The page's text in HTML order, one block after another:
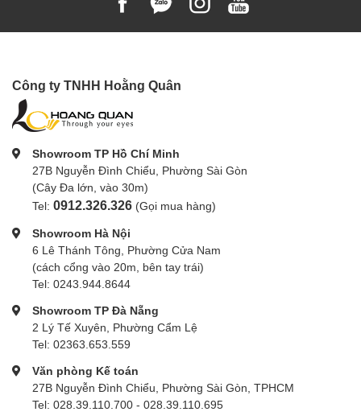
Công ty TNHH Hoằng Quân
Showroom TP Hồ Chí Minh
27B Nguyễn Đình Chiểu, Phường Sài Gòn
(Cây Đa lớn, vào 30m)
Tel: 0912.326.326 (Gọi mua hàng)
Showroom Hà Nội
6 Lê Thánh Tông, Phường Cửa Nam
(cách cổng vào 20m, bên tay trái)
Tel: 0243.944.8644
Showroom TP Đà Nẵng
2 Lý Tế Xuyên, Phường Cẩm Lệ
Tel: 02363.653.559
Văn phòng Kế toán
27B Nguyễn Đình Chiểu, Phường Sài Gòn, TPHCM
Tel: 028.39.110.700 - 028.39.110.695